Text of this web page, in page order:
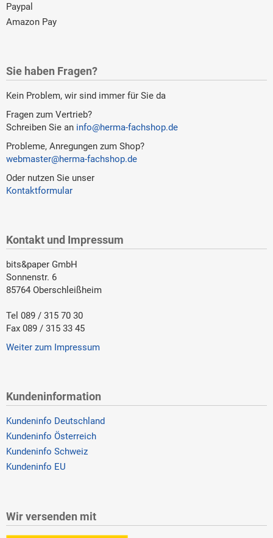
Paypal
Amazon Pay
Sie haben Fragen?
Kein Problem, wir sind immer für Sie da
Fragen zum Vertrieb?
Schreiben Sie an info@herma-fachshop.de
Probleme, Anregungen zum Shop?
webmaster@herma-fachshop.de
Oder nutzen Sie unser
Kontaktformular
Kontakt und Impressum
bits&paper GmbH
Sonnenstr. 6
85764 Oberschleißheim
Tel 089 / 315 70 30
Fax 089 / 315 33 45
Weiter zum Impressum
Kundeninformation
Kundeninfo Deutschland
Kundeninfo Österreich
Kundeninfo Schweiz
Kundeninfo EU
Wir versenden mit